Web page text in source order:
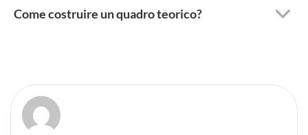
Come costruire un quadro teorico?